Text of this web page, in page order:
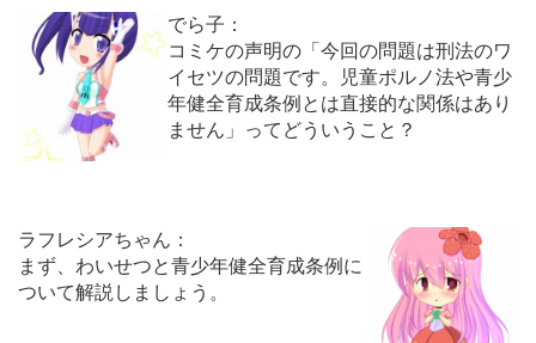
でら子：
コミケの声明の「今回の問題は刑法のワ
イセツの問題です。児童ポルノ法や青少
年健全育成条例とは直接的な関係はあり
ません」ってどういうこと？
ラフレシアちゃん：
まず、わいせつと青少年健全育成条例に
ついて解説しましょう。